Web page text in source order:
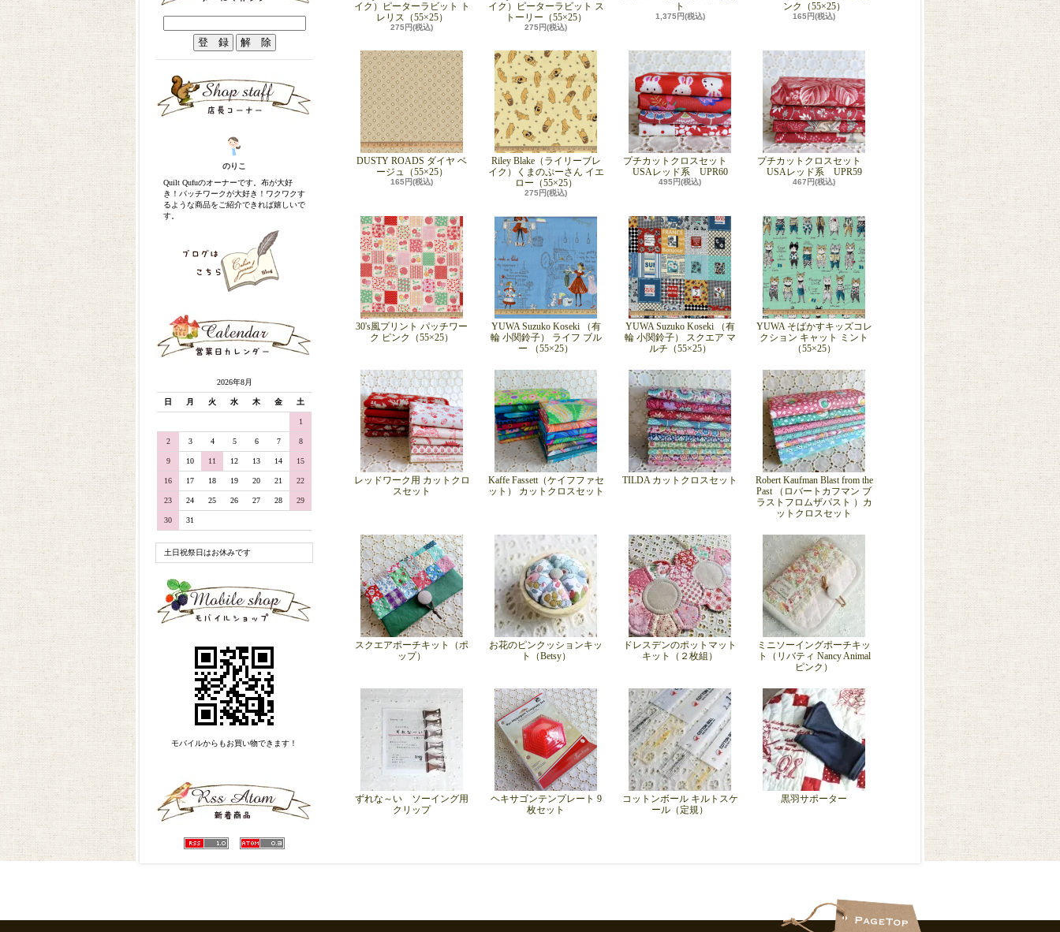
のりこ
Quilt Qufuのオーナーです。布が大好
き！パッチワークが大好き！ワクワクす
るような商品をご紹介できれば嬉しいで
す。
2026年8月
日 月 火 水 木 金 土
1
2 3 4 5 6 7 8
9 10 11 12 13 14 15
16 17 18 19 20 21 22
23 24 25 26 27 28 29
30 31
土日祝祭日はお休みです
モバイルからもお買い物できます！
イク）ピーターラビット ト
レリス（55×25）
275円(税込)
イク）ピーターラビット ス
トーリー（55×25）
275円(税込)
ト
1,375円(税込)
ンク（55×25）
165円(税込)
DUSTY ROADS ダイヤ ベ
ージュ（55×25）
165円(税込)
Riley Blake（ライリーブレ
イク）くまのぷーさん イエ
ロー（55×25）
275円(税込)
プチカットクロスセット
USAレッド系 UPR60
495円(税込)
プチカットクロスセット
USAレッド系 UPR59
467円(税込)
30's風プリント パッチワー
ク ピンク（55×25）
YUWA Suzuko Koseki （有
輪 小関鈴子） ライフ ブル
ー （55×25）
YUWA Suzuko Koseki （有
輪 小関鈴子） スクエア マ
ルチ（55×25）
YUWA そばかすキッズコレ
クション キャット ミント
（55×25）
レッドワーク用 カットクロ
スセット
Kaffe Fassett（ケイフファセ
ット） カットクロスセット
TILDA カットクロスセット
Robert Kaufman Blast from the
Past （ロバートカフマン ブ
ラストフロムザパスト ）カ
ットクロスセット
スクエアポーチキット（ポ
ップ）
お花のピンクッションキッ
ト（Betsy）
ドレスデンのポットマット
キット（２枚組）
ミニソーイングポーチキッ
ト（リバティ Nancy Animal
ピンク）
ずれな～い ソーイング用
クリップ
ヘキサゴンテンプレート 9
枚セット
コットンボール キルトスケ
ール（定規）
黒羽サポーター